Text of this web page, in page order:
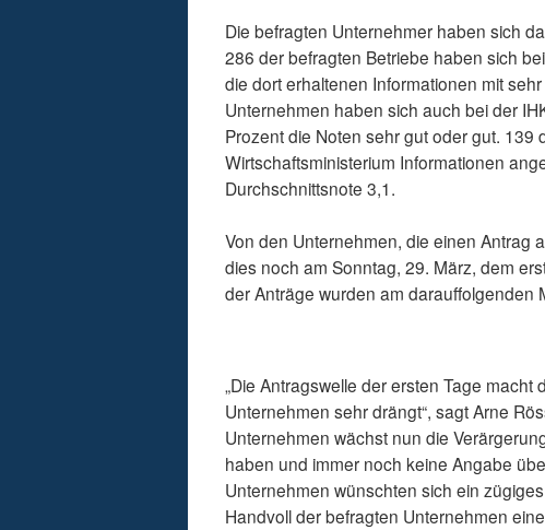
Die befragten Unternehmer haben sich
286 der befragten Betriebe haben sich
die dort erhaltenen Informationen mit
Unternehmen haben sich auch bei der
Prozent die Noten sehr gut oder gut.
Wirtschaftsministerium Informationen
Durchschnittsnote 3,1.
Von den Unternehmen, die einen Antrag
dies noch am Sonntag, 29. März, dem
der Anträge wurden am darauffolgenden
„Die Antragswelle der ersten Tage
Unternehmen sehr drängt“, sagt Arne
Unternehmen wächst nun die
haben und immer noch keine Angabe
Unternehmen wünschten sich ein
Handvoll der befragten Unternehmen